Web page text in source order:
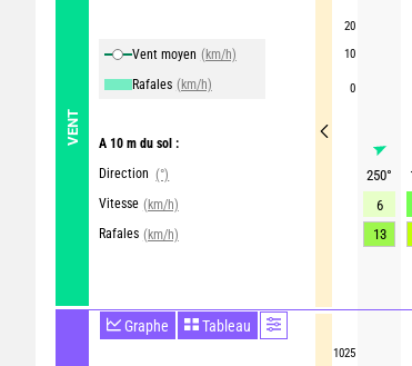
VENT
Vent moyen (km/h)
Rafales (km/h)
A 10 m du sol :
Direction (°)
Vitesse (km/h)
Rafales (km/h)
Graphe Tableau
20
10
0
1025
250°
6
13